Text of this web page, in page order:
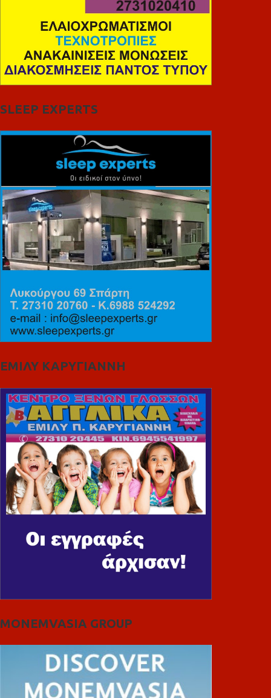
SLEEP EXPERTS
ΕΜΙΛΥ ΚΑΡΥΓΙΑΝΝΗ
MONEMVASIA GROUP